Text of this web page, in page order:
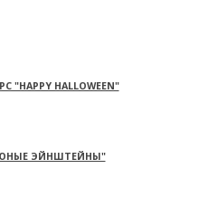
HALLOWEEN"
ЭЙНШТЕЙНЫ"